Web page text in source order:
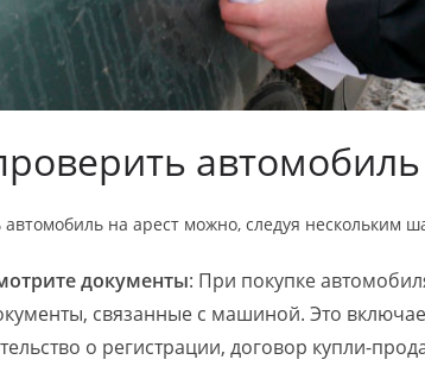
автомобиль
на арест можно, следуя нескольким
документы: При покупке
связанные с машиной. Это
о регистрации, договор купли-